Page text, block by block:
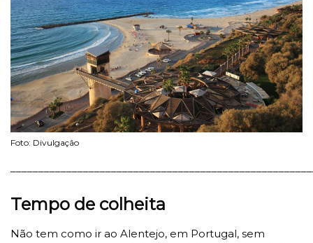
Foto: Divulgação
Tempo de colheita
Não tem como ir ao Alentejo, em Portugal, sem